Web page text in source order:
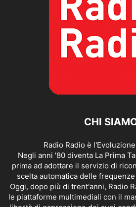
CHI
Radio Radio è
Negli anni '80 diventa La Prima
prima ad adottare il servizio di
scelta automatica delle
Oggi, dopo più di trent'anni, Radio
le piattaforme multimediali con il